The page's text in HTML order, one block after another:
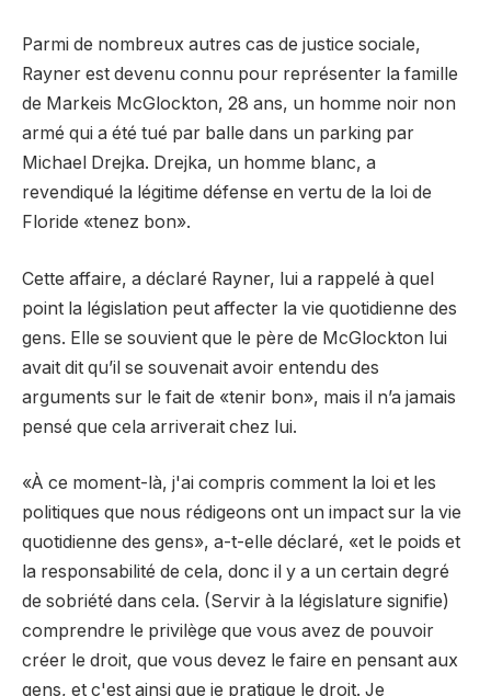
Parmi de nombreux autres cas de justice sociale,
Rayner est devenu connu pour représenter la famille
de Markeis McGlockton, 28 ans, un homme noir non
armé qui a été tué par balle dans un parking par
Michael Drejka. Drejka, un homme blanc, a
revendiqué la légitime défense en vertu de la loi de
Floride «tenez bon».
Cette affaire, a déclaré Rayner, lui a rappelé à quel
point la législation peut affecter la vie quotidienne des
gens. Elle se souvient que le père de McGlockton lui
avait dit qu’il se souvenait avoir entendu des
arguments sur le fait de «tenir bon», mais il n’a jamais
pensé que cela arriverait chez lui.
«À ce moment-là, j'ai compris comment la loi et les
politiques que nous rédigeons ont un impact sur la vie
quotidienne des gens», a-t-elle déclaré, «et le poids et
la responsabilité de cela, donc il y a un certain degré
de sobriété dans cela. (Servir à la législature signifie)
comprendre le privilège que vous avez de pouvoir
créer le droit, que vous devez le faire en pensant aux
gens, et c'est ainsi que je pratique le droit. Je